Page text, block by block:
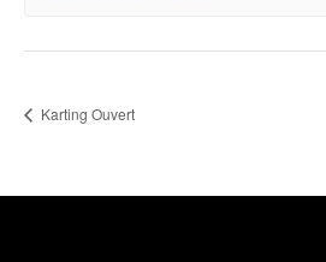
Karting Ouvert